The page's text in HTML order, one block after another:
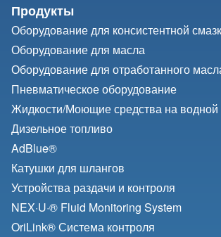
Продукты
Оборудование для консистентной
Оборудование для масла
Оборудование для отработанного
Пневматическое оборудование
Жидкости/Моющие средства на водной
Дизельное топливо
AdBlue®
Катушки для шлангов
Устройства раздачи и контроля
NEX·U·® Fluid Monitoring System
OriLink® Система контроля